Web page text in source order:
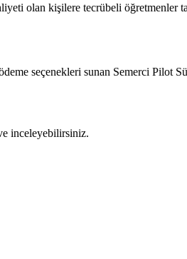
olan kişilere tecrübeli öğretmenler
seçenekleri sunan Semerci Pilot
inceleyebilirsiniz.